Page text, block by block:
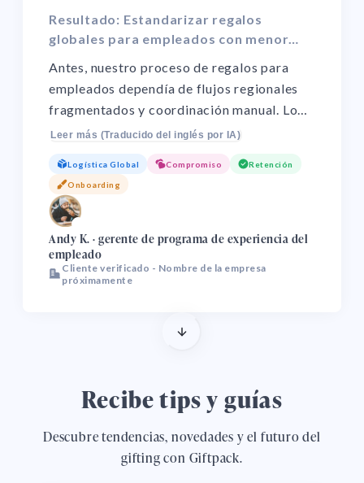
Resultado: Estandarizar regalos
globales para empleados con menor
Antes, nuestro proceso de regalos para
empleados dependía de flujos regionales
fragmentados y coordinación manual. Lo
rediseñamos a un modelo centralizado que
confiabilidad de entrega y la gobernanza
de campañas. Hoy el equipo dedica menos
tiempo a logística y seguimiento, y
liderazgo recibe reportes más claros sobre
rendimiento y eficiencia presupuestaria.
Leer más (Traducido del inglés por IA)
Logística Global Compromiso Retención
Onboarding
🌏
Andy K. · gerente de programa de experiencia del
empleado
Cliente verificado - Nombre de la empresa
próximamente
Recibe tips y guías
Descubre tendencias, novedades y el futuro del
gifting con Giftpack.